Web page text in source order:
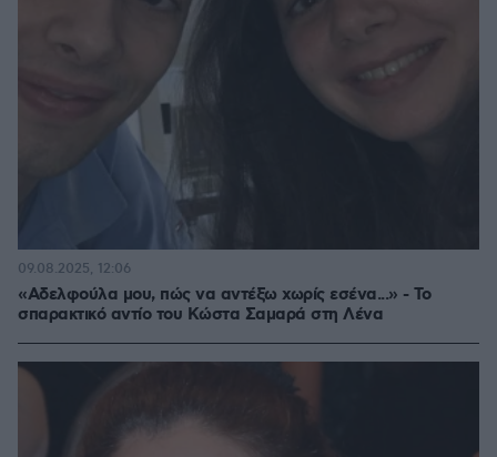
«Αδελφούλα μου, πώς να αντέξω χωρίς εσένα...» - Το
σπαρακτικό αντίο του Κώστα Σαμαρά στη Λένα
09.08.2025, 12:06